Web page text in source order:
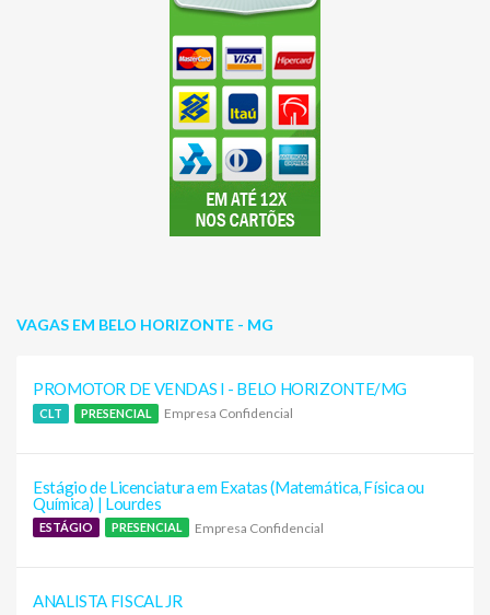
VAGAS EM BELO HORIZONTE - MG
PROMOTOR DE VENDAS I - BELO HORIZONTE/MG
CLT PRESENCIAL Empresa Confidencial
Estágio de Licenciatura em Exatas (Matemática, Física ou
Química) | Lourdes
ESTÁGIO PRESENCIAL Empresa Confidencial
ANALISTA FISCAL JR